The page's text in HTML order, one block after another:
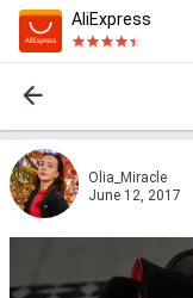
AliExpress
Olia_Miracle
June 12, 2017